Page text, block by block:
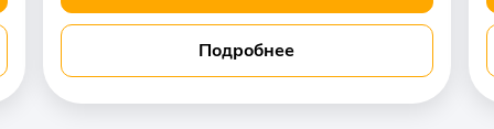
Подробнее